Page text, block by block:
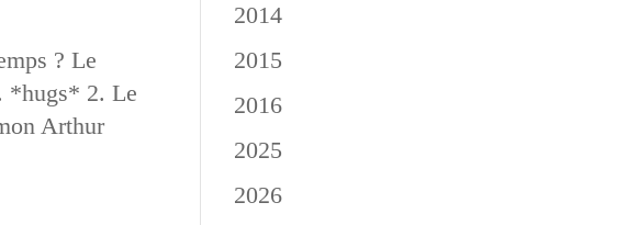
? Le
*hugs* 2. Le
Arthur
2014
2015
2016
2025
2026